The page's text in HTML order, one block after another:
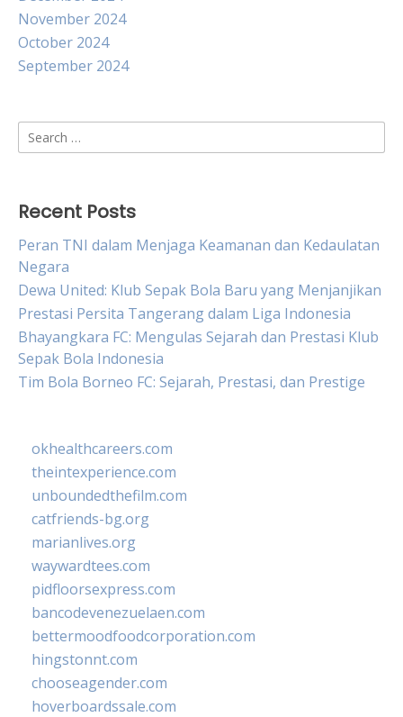
November 2024
October 2024
September 2024
Search
for:
Recent Posts
Peran TNI dalam Menjaga Keamanan dan Kedaulatan
Negara
Dewa United: Klub Sepak Bola Baru yang Menjanjikan
Prestasi Persita Tangerang dalam Liga Indonesia
Bhayangkara FC: Mengulas Sejarah dan Prestasi Klub
Sepak Bola Indonesia
Tim Bola Borneo FC: Sejarah, Prestasi, dan Prestige
okhealthcareers.com
theintexperience.com
unboundedthefilm.com
catfriends-bg.org
marianlives.org
waywardtees.com
pidfloorsexpress.com
bancodevenezuelaen.com
bettermoodfoodcorporation.com
hingstonnt.com
chooseagender.com
hoverboardssale.com